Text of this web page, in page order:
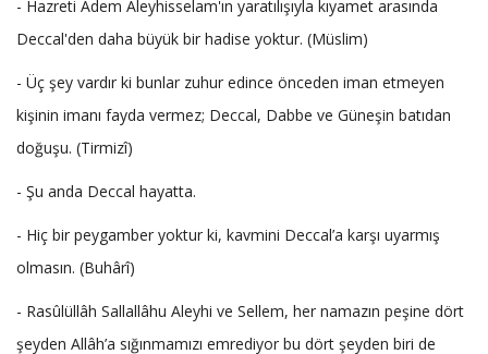
- Hazreti Adem Aleyhisselam'ın yaratılışıyla kıyamet arasında
Deccal'den daha büyük bir hadise yoktur. (Müslim)
- Üç şey vardır ki bunlar zuhur edince önceden iman etmeyen
kişinin imanı fayda vermez; Deccal, Dabbe ve Güneşin batıdan
doğuşu. (Tirmizî)
- Şu anda Deccal hayatta.
- Hiç bir peygamber yoktur ki, kavmini Deccal’a karşı uyarmış
olmasın. (Buhârî)
- Rasûlüllâh Sallallâhu Aleyhi ve Sellem, her namazın peşine dört
şeyden Allâh’a sığınmamızı emrediyor bu dört şeyden biri de